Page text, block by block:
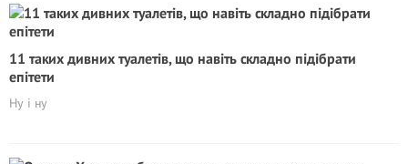
11 таких дивних туалетів, що навіть складно підібрати
епітети
Ну і ну